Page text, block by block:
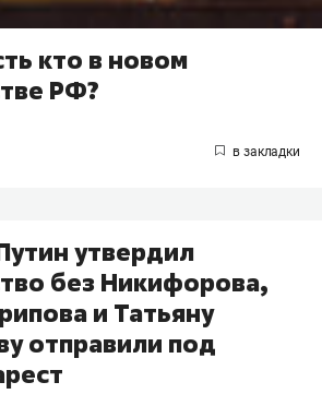
кто в новом
РФ?
утвердил
без Никифорова,
и Татьяну
отправили под